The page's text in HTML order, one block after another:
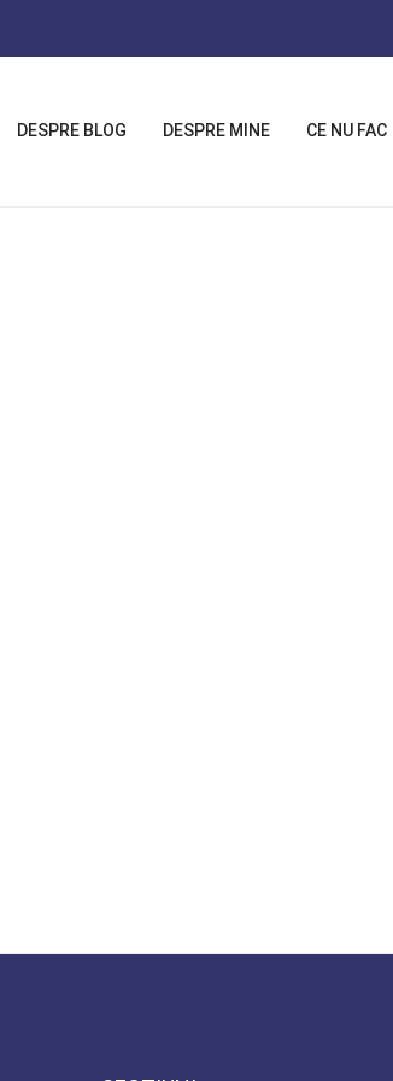
DESPRE BLOG DESPRE MINE CE NU FAC